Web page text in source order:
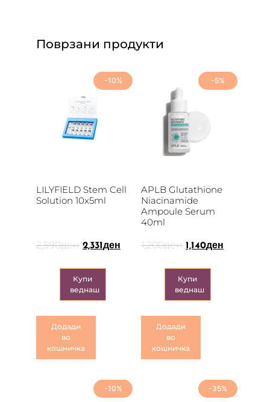
Поврзани продукти
-10%
LILYFIELD Stem Cell
Solution 10x5ml
2,590ден 2,331ден
Купи
веднаш
Додади
во
кошничка
-5%
APLB Glutathione
Niacinamide
Ampoule Serum
40ml
1,200ден 1,140ден
Купи
веднаш
Додади
во
кошничка
-10% -35%